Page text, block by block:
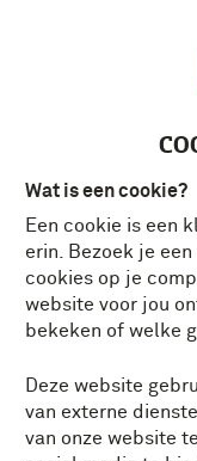
Wat is een cookie?
Een cookie is een
erin. Bezoek je
cookies op je
website voor jou
bekeken of welke
Deze website
van externe
van onze website